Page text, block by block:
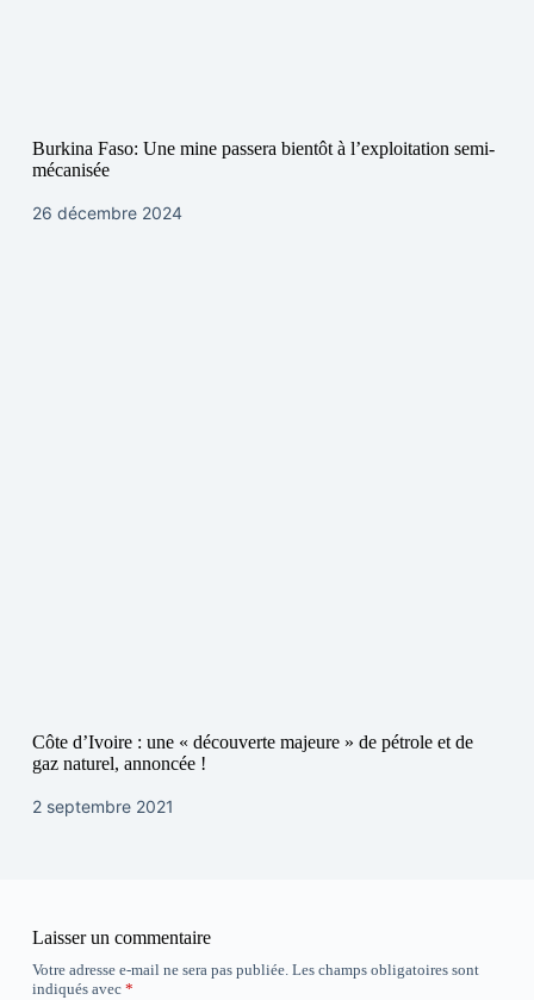
Burkina Faso: Une mine passera bientôt à l’exploitation semi-
mécanisée
26 décembre 2024
Côte d’Ivoire : une « découverte majeure » de pétrole et de
gaz naturel, annoncée !
2 septembre 2021
Laisser un commentaire
Votre adresse e-mail ne sera pas publiée. Les champs obligatoires sont
indiqués avec *